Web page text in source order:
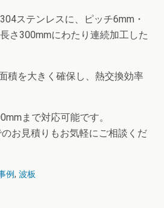
ステンレスに、ピッチ6mm・
さ300mmにわたり連続加工した
積を大きく確保し、熱交換効率
まで対応可能です。
お見積りもお気軽にご相談くだ
例, 波板